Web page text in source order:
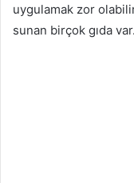
uygulamak zor
sunan birçok gıda